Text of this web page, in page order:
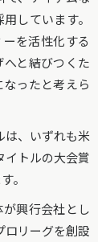
しています。
を活性化する
と結びつくた
ったと考えら
、いずれも米
イトルの大会賞
。
興行会社とし
ロリーグを創設